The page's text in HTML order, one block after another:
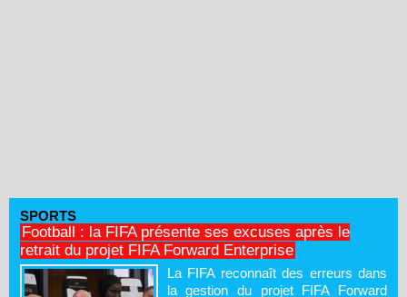
SPORTS
Football : la FIFA présente ses excuses après le
retrait du projet FIFA Forward Enterprise
La FIFA reconnaît des erreurs dans
la gestion du projet FIFA Forward